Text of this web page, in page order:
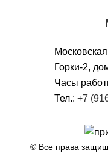
Горки-2,
Чacы
Тел.:+7
© Все права